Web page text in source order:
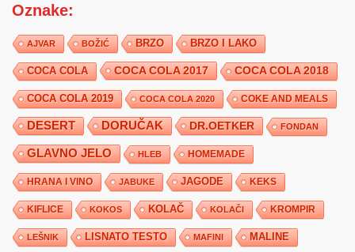
Oznake:
AJVAR BOŽIĆ BRZO BRZO I LAKO
COCA COLA COCA COLA 2017 COCA COLA 2018
COCA COLA 2019 COCA COLA 2020 COKE AND MEALS
DESERT DORUČAK DR.OETKER FONDAN
GLAVNO JELO HLEB HOMEMADE
HRANA I VINO JABUKE JAGODE KEKS
KIFLICE KOKOS KOLAČ KOLAČI KROMPIR
LEŠNIK LISNATO TESTO MAFINI MALINE